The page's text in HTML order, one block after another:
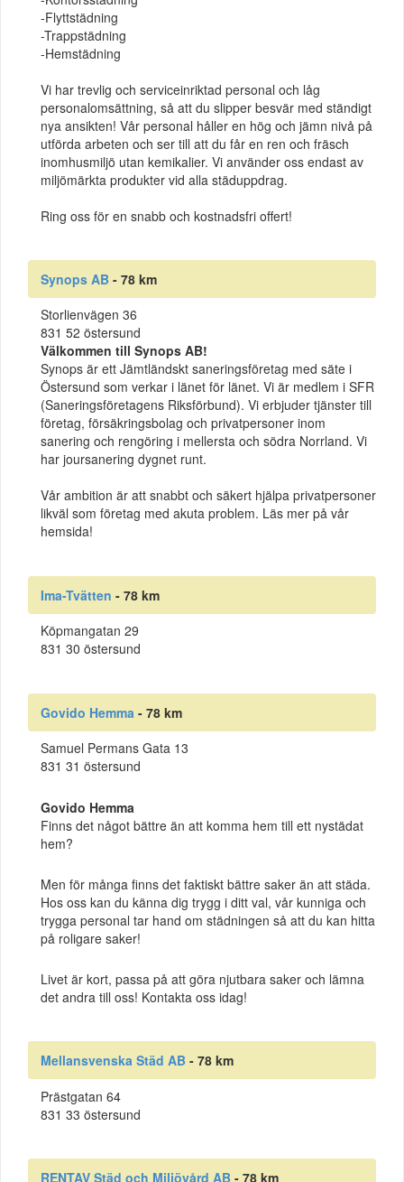
-Flyttstädning
-Trappstädning
-Hemstädning
Vi har trevlig och serviceinriktad personal och låg
personalomsättning, så att du slipper besvär med ständigt
nya ansikten! Vår personal håller en hög och jämn nivå på
utförda arbeten och ser till att du får en ren och fräsch
inomhusmiljö utan kemikalier. Vi använder oss endast av
miljömärkta produkter vid alla städuppdrag.
Ring oss för en snabb och kostnadsfri offert!
Synops AB - 78 km
Storlienvägen 36
831 52 östersund
Välkommen till Synops AB!
Synops är ett Jämtländskt saneringsföretag med säte i
Östersund som verkar i länet för länet. Vi är medlem i SFR
(Saneringsföretagens Riksförbund). Vi erbjuder tjänster till
företag, försäkringsbolag och privatpersoner inom
sanering och rengöring i mellersta och södra Norrland. Vi
har joursanering dygnet runt.
Vår ambition är att snabbt och säkert hjälpa privatpersoner
likväl som företag med akuta problem. Läs mer på vår
hemsida!
Ima-Tvätten - 78 km
Köpmangatan 29
831 30 östersund
Govido Hemma - 78 km
Samuel Permans Gata 13
831 31 östersund
Govido Hemma
Finns det något bättre än att komma hem till ett nystädat
hem?
Men för många finns det faktiskt bättre saker än att städa.
Hos oss kan du känna dig trygg i ditt val, vår kunniga och
trygga personal tar hand om städningen så att du kan hitta
på roligare saker!
Livet är kort, passa på att göra njutbara saker och lämna
det andra till oss! Kontakta oss idag!
Mellansvenska Städ AB - 78 km
Prästgatan 64
831 33 östersund
RENTAV Städ och Miljövård AB - 78 km